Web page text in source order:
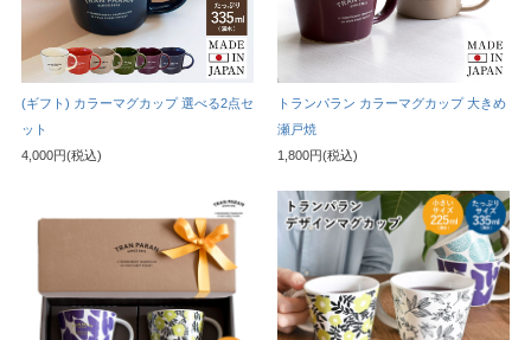
(ギフト) カラーマグカップ 選べる2点セ
ット
4,000円(税込)
トランパラン カラーマグカップ 大きめ
瀬戸焼
1,800円(税込)